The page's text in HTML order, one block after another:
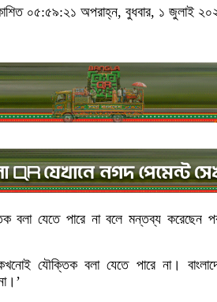
০৫:৫৯:২১ অপরাহ্ন, বুধবার, ১ জুলাই
বলা যেতে পারে না বলে মন্তব্য করেছেন
কখনোই যৌক্তিক বলা যেতে পারে না।